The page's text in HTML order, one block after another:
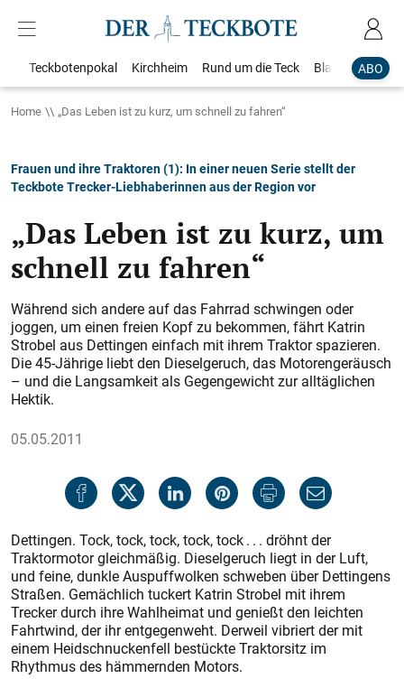
ABO
Teckbotenpokal Kirchheim Rund um die Teck Blaulicht
Home „Das Leben ist zu kurz, um schnell zu fahren“
Frauen und ihre Traktoren (1): In einer neuen Serie stellt der
Teckbote Trecker-Liebhaberinnen aus der Region vor
„Das Leben ist zu kurz, um
schnell zu fahren“
Während sich andere auf das Fahrrad schwingen oder
joggen, um einen freien Kopf zu bekommen, fährt Katrin
Strobel aus Dettingen einfach mit ihrem Traktor spazieren.
Die 45-Jährige liebt den Dieselgeruch, das Motorengeräusch
– und die Langsamkeit als Gegengewicht zur alltäglichen
Hektik.
05.05.2011
Dettingen. Tock, tock, tock, tock, tock . . . dröhnt der
Traktormotor gleichmäßig. Dieselgeruch liegt in der Luft,
und feine, dunkle Auspuffwolken schweben über Dettingens
Straßen. Gemächlich tuckert Katrin Strobel mit ihrem
Trecker durch ihre Wahlheimat und genießt den leichten
Fahrtwind, der ihr entgegenweht. Derweil vibriert der mit
einem Heidschnuckenfell bestückte Traktorsitz im
Rhythmus des hämmernden Motors.